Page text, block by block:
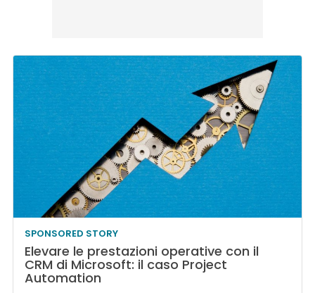
SPONSORED STORY
Elevare le prestazioni operative con il
CRM di Microsoft: il caso Project
Automation